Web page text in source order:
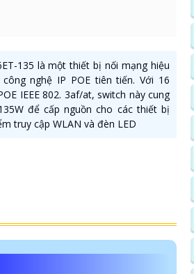
135 là một thiết bị nối mạng hiệu
nghệ IP POE tiên tiến. Với 16
IEEE 802. 3af/at, switch này cung
để cấp nguồn cho các thiết bị
truy cập WLAN và đèn LED